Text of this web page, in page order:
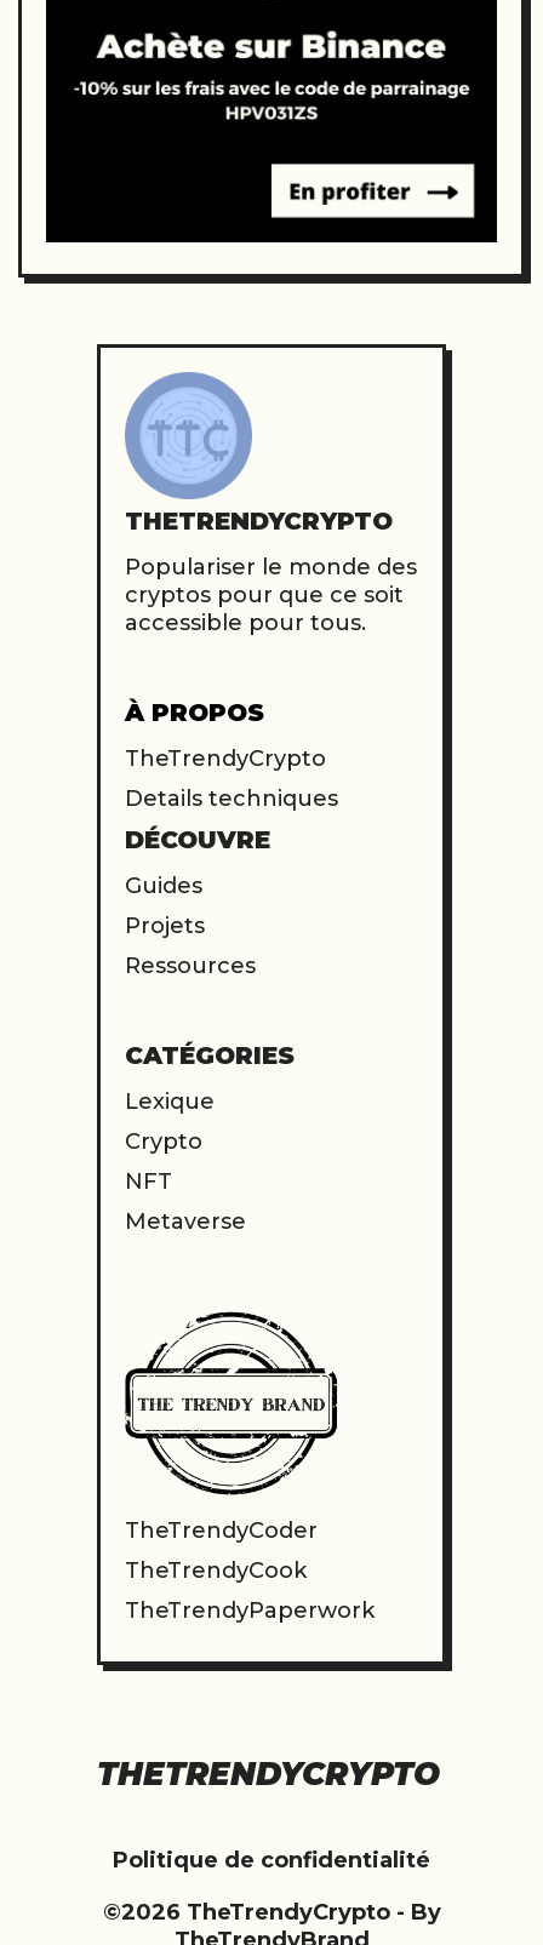
THETRENDYCRYPTO
Populariser le monde des
cryptos pour que ce soit
accessible pour tous.
À PROPOS
TheTrendyCrypto
Details techniques
DÉCOUVRE
Guides
Projets
Ressources
CATÉGORIES
Lexique
Crypto
NFT
Metaverse
TheTrendyCoder
TheTrendyCook
TheTrendyPaperwork
THETRENDYCRYPTO
Politique de confidentialité
©2026 TheTrendyCrypto - By